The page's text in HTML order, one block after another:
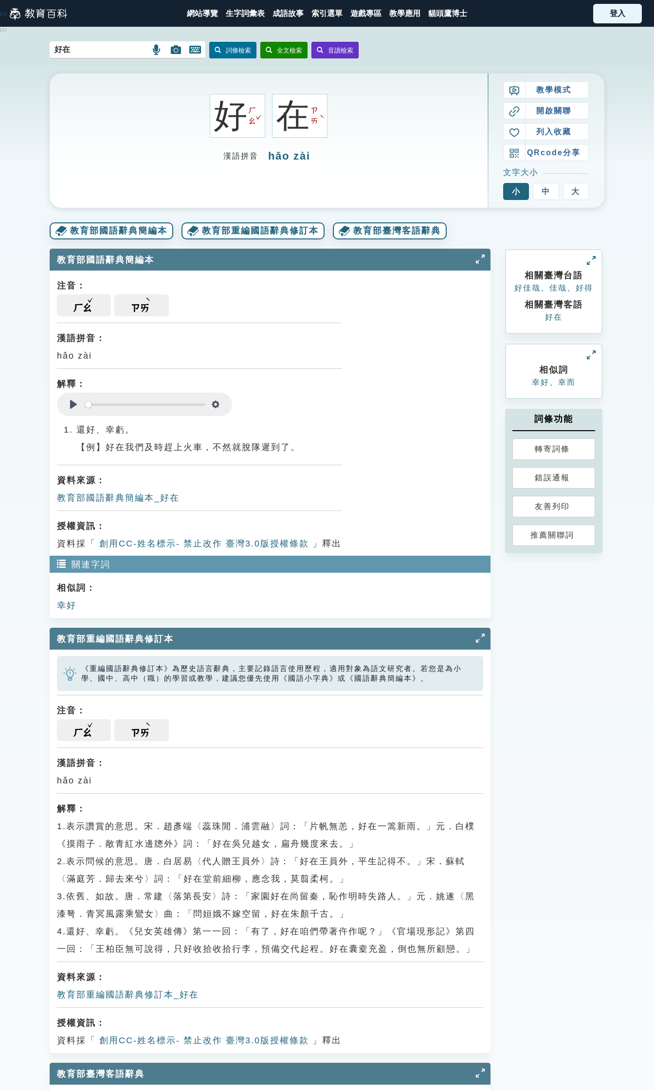
到
主
::: 網站導覽 生字詞彙表 成語故事 索引選單 遊戲專區 教學應用 貓頭鷹博士 登入
:::
語
搜
圖
搜
開
鍵
詞條檢索 全文檢索 音讀檢索
好ㄏ
ㄠ
ˇ 在ㄗ
ㄞ
ˋ
漢語拼音 hǎo zài
教學模式
開啟關聯
列入收藏
QRcode分享
文字大小
小 中 大
教育部國語辭典簡編本 教育部重編國語辭典修訂本 教育部臺灣客語辭典
教育部國語辭典簡編本
注音：
ㄏㄠ ㄗㄞ
漢語拼音：
hǎo zài
解釋：
還好、幸虧。
【例】好在我們及時趕上火車，不然就脫隊遲到了。
資料來源：
教育部國語辭典簡編本_好在
授權資訊：
資料採「
創用CC-姓名標示- 禁止改作 臺灣3.0版授權條款 」釋出
關連字詞
相似詞：
幸好
教育部重編國語辭典修訂本
《重編國語辭典修訂本》為歷史語言辭典，主要記錄語言使用歷程，適用對象為語文研究者。若您是為小
學、國中、高中（職）的學習或教學，建議您優先使用《國語小字典》或《國語辭典簡編本》。
注音：
ㄏㄠ ㄗㄞ
漢語拼音：
hǎo zài
解釋：
1.表示讚賞的意思。宋．趙彥端〈蕊珠閒．浦雲融〉詞：「片帆無恙，好在一篙新雨。」元．白樸
《摸雨子．敞青紅水邊牕外》詞：「好在吳兒越女，扁舟幾度來去。」
2.表示問候的意思。唐．白居易〈代人贈王員外〉詩：「好在王員外，平生記得不。」宋．蘇軾
〈滿庭芳．歸去來兮〉詞：「好在堂前細柳，應念我，莫翦柔柯。」
3.依舊、如故。唐．常建〈落第長安〉詩：「家園好在尚留秦，恥作明時失路人。」元．姚遂〈黑
漆弩．青冥風露乘鸞女〉曲：「問姮娥不嫁空留，好在朱顏千古。」
4.還好、幸虧。《兒女英雄傳》第一一回：「有了，好在咱們帶著仵作呢？」《官場現形記》第四
一回：「王柏臣無可說得，只好收拾收拾行李，預備交代起程。好在囊槖充盈，倒也無所顧戀。」
資料來源：
教育部重編國語辭典修訂本_好在
授權資訊：
資料採「
創用CC-姓名標示- 禁止改作 臺灣3.0版授權條款 」釋出
教育部臺灣客語辭典
相關臺灣台語
好佳哉 佳哉 好得
相關臺灣客語
好在
相似詞
幸好 幸而
詞條功能
轉寄詞條
錯誤通報
友善列印
推薦關聯詞